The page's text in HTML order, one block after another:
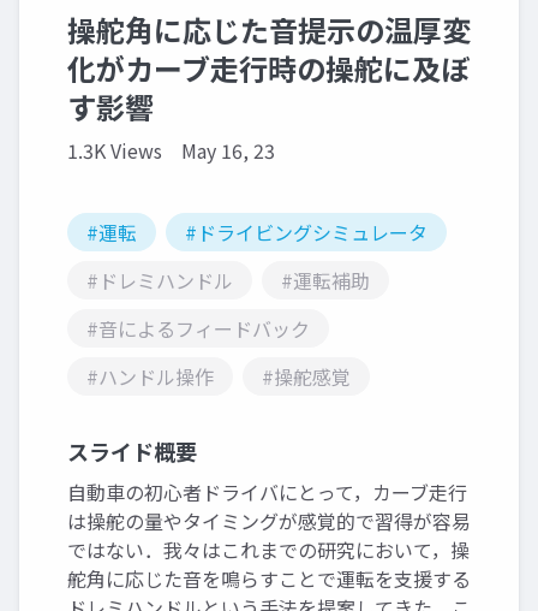
操舵角に応じた音提示の温厚変
化がカーブ走行時の操舵に及ぼ
す影響
1.3K Views May 16, 23
#運転
#ドライビングシミュレータ
#ドレミハンドル
#運転補助
#音によるフィードバック
#ハンドル操作
#操舵感覚
スライド概要
自動車の初心者ドライバにとって，カーブ走行
は操舵の量やタイミングが感覚的で習得が容易
ではない．我々はこれまでの研究において，操
舵角に応じた音を鳴らすことで運転を支援する